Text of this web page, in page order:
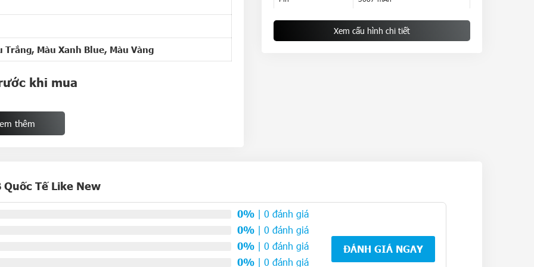
Trắng, Màu Xanh Blue, Màu Vàng
khi mua
vì vậy,
sản phẩm.
dùng dễ dàng phân loại và lựa chọn nhất
thêm
Thẻ SIM 1 Nano SIM & 1 eSIM Hỗ trợ 5G
Xem cấu hình chi tiết
Quốc Tế Like New
0% | 0 đánh giá
0% | 0 đánh giá
0% | 0 đánh giá
0% | 0 đánh giá
ĐÁNH GIÁ NGAY